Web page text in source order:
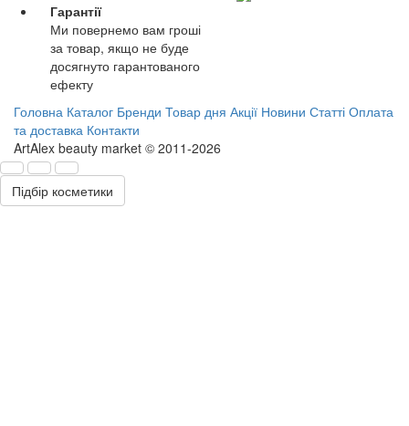
Гарантії
Ми повернемо вам гроші
за товар, якщо не буде
досягнуто гарантованого
ефекту
Головна Каталог Бренди Товар дня Акції Новини Статті Оплата
та доставка Контакти
ArtAlex beauty market © 2011-2026
Підбір косметики